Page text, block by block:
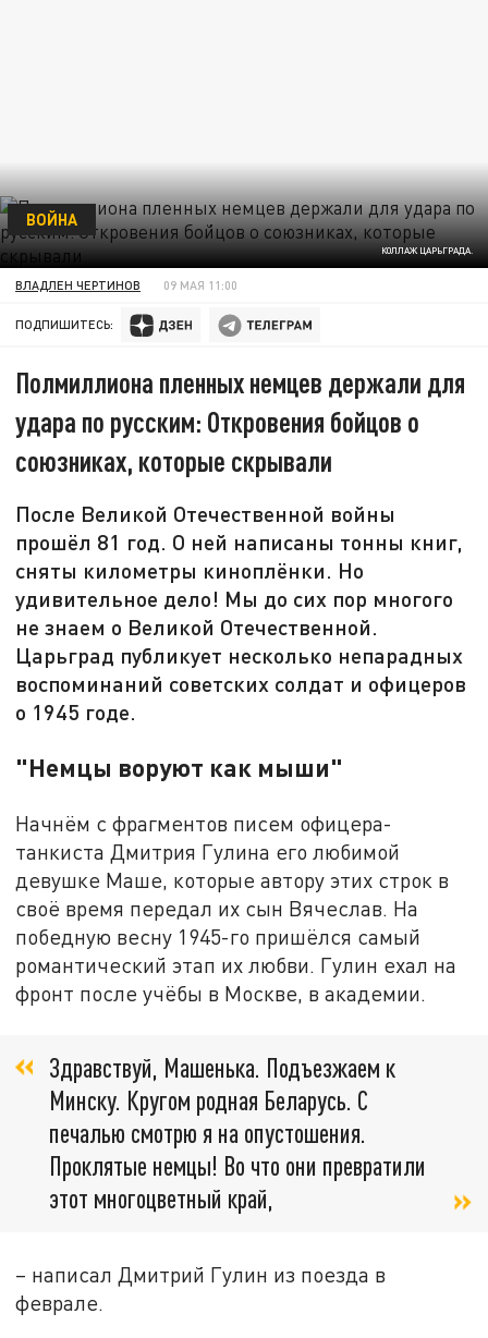
КОЛЛАЖ ЦАРЬГРАДА.
ВОЙНА
ВЛАДЛЕН ЧЕРТИНОВ 09 МАЯ 11:00
ПОДПИШИТЕСЬ:
Полмиллиона пленных немцев держали для
удара по русским: Откровения бойцов о
союзниках, которые скрывали
После Великой Отечественной войны
прошёл 81 год. О ней написаны тонны книг,
сняты километры киноплёнки. Но
удивительное дело! Мы до сих пор многого
не знаем о Великой Отечественной.
Царьград публикует несколько непарадных
воспоминаний советских солдат и офицеров
о 1945 годе.
"Немцы воруют как мыши"
Начнём с фрагментов писем офицера-
танкиста Дмитрия Гулина его любимой
девушке Маше, которые автору этих строк в
своё время передал их сын Вячеслав. На
победную весну 1945-го пришёлся самый
романтический этап их любви. Гулин ехал на
фронт после учёбы в Москве, в академии.
Здравствуй, Машенька. Подъезжаем к
Минску. Кругом родная Беларусь. С
печалью смотрю я на опустошения.
Проклятые немцы! Во что они превратили
этот многоцветный край,
– написал Дмитрий Гулин из поезда в
феврале.